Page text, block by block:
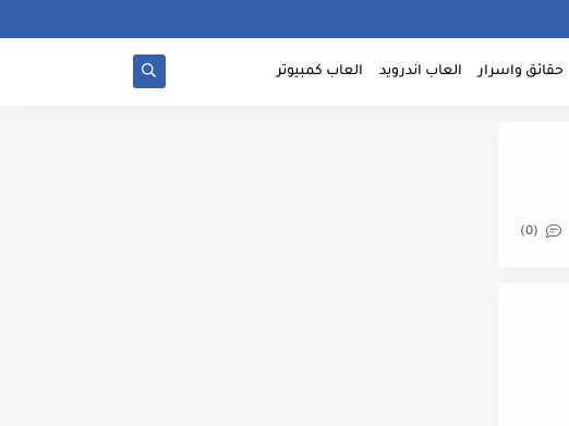
حقائق واسرار العاب اندرويد العاب كمبيوتر
(0)